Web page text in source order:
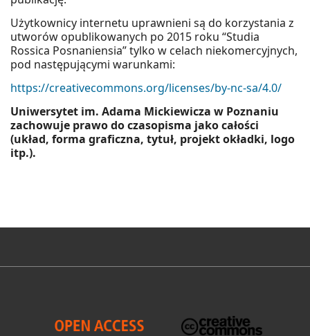
Użytkownicy internetu uprawnieni są do korzystania z
utworów opublikowanych po 2015 roku “Studia
Rossica Posnaniensia” tylko w celach niekomercyjnych,
pod następującymi warunkami:
https://creativecommons.org/licenses/by-nc-sa/4.0/
Uniwersytet im. Adama Mickiewicza w Poznaniu
zachowuje prawo do czasopisma jako całości
(układ, forma graficzna, tytuł, projekt okładki, logo
itp.).